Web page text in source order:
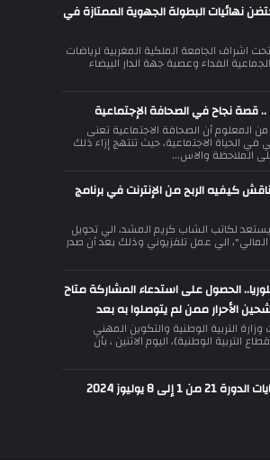
نهائيات البطولة الجهوية الممتازة في
اشراف الجامعة الملكية المغربية لرياضات
الفداء وعصبة جهة الدار البيضاء
نجاح في الصحافة الإجتماعية
المعلوم أن الصحافة الاجتماعية تعنى
في الحياة الاجتماعية، حيث تنتهج إزاء ذلك
الملاحظة والاس...
كيفيه الربح من الإنترنت في برنامج
لكاتب الشاب كريم المشد، الي تحويل
المالي"، الي عمل تلفزيوني وذلك بعد أن صدر
الحصول على استدعاء المشاركة متاح
الأحرار ممن لم يتوصلوا به بعد
وزارة التربية الوطنية والتكوين المهني
التربية الوطنية)، اليوم الاثنين ، بأن
8 يوليوز 2024